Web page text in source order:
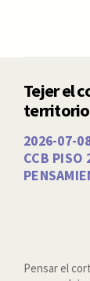
Tejer el
2026-07-
CCB PISO
Pensar el